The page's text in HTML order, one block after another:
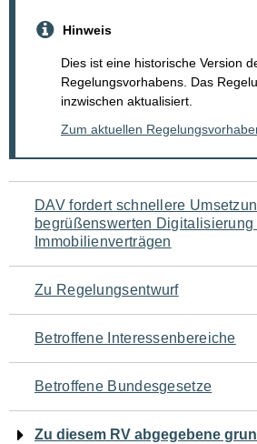
Hinweis
Dies ist eine historische Version
Regelungsvorhabens. Das
inzwischen aktualisiert.
Zum aktuellen
Navigation
für
den
Seiteninhalt
DAV fordert schnellere
begrüßenswerten
Immobilienverträgen
Zu Regelungsentwurf
Betroffene Interessenbereiche
Betroffene Bundesgesetze
Zu diesem RV abgegebene